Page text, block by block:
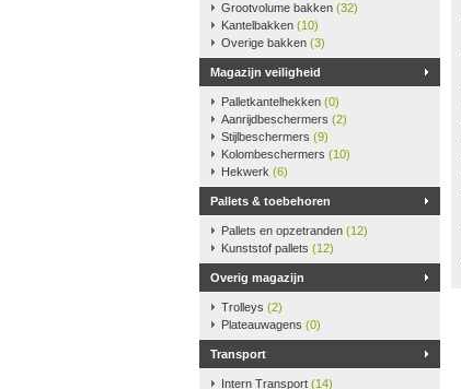
Grootvolume bakken (32)
Kantelbakken (10)
Overige bakken (3)
Magazijn veiligheid
Palletkantelhekken (0)
Aanrijdbeschermers (2)
Stijlbeschermers (9)
Kolombeschermers (10)
Hekwerk (6)
Pallets & toebehoren
Pallets en opzetranden (12)
Kunststof pallets (12)
Overig magazijn
Trolleys (2)
Plateauwagens (0)
Transport
Intern Transport (14)